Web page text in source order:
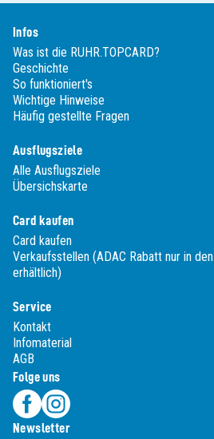
Infos
Was ist die RUHR.TOPCARD?
Geschichte
So funktioniert's
Wichtige Hinweise
Häufig gestellte Fragen
Ausflugsziele
Alle Ausflugsziele
Übersichskarte
Card kaufen
Card kaufen
Verkaufsstellen (ADAC Rabatt nur in
erhältlich)
Service
Kontakt
Infomaterial
AGB
Folge uns
Newsletter